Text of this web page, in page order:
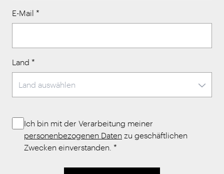
E-Mail *
Land *
Ich bin mit der Verarbeitung meiner
personenbezogenen Daten zu geschäftlichen
Zwecken einverstanden. *